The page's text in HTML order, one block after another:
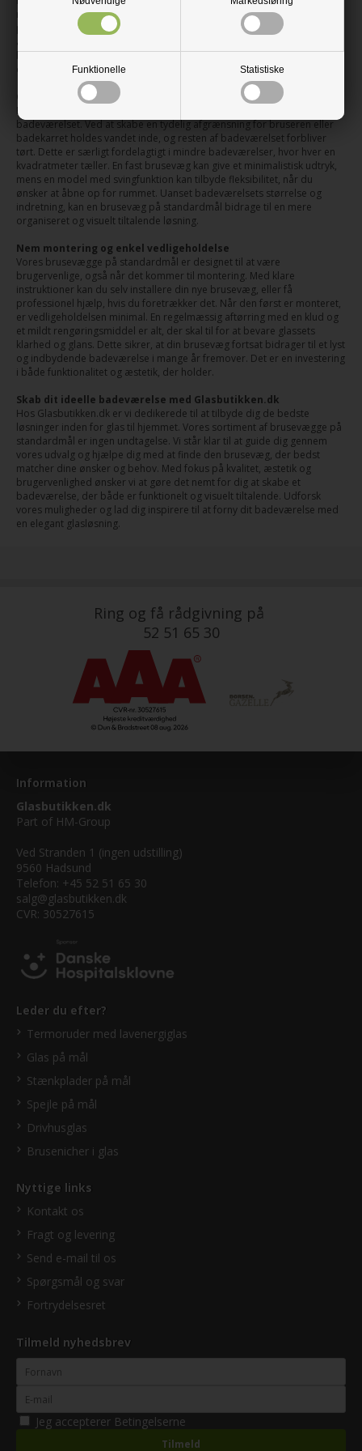
Funktionelle Statistiske
nøje udvalgt for at give stabilitet og en solid følelse. De beslag og
profiler, vi anvender, er ligeledes af høj kvalitet, ofte i rustfrit stål eller
bevarer sit elegante udseende over tid. Dette sikrer en lang levetid for
din brusevæg.
Optimal udnyttelse af pladsen
En brusevæg i glas er en effektiv måde at optimere pladsen på
badeværelset. Ved at skabe en tydelig afgrænsning for bruseren eller
badekarret holdes vandet inde, og resten af badeværelset forbliver
tørt. Dette er særligt fordelagtigt i mindre badeværelser, hvor hver en
kvadratmeter tæller. En fast brusevæg kan give et minimalistisk udtryk,
mens en model med svingfunktion kan tilbyde fleksibilitet, når du
ønsker at åbne op for rummet. Uanset badeværelsets størrelse og
indretning, kan en brusevæg på standardmål bidrage til en mere
organiseret og visuelt tiltalende løsning.
Nem montering og enkel vedligeholdelse
Vores brusevægge på standardmål er designet til at være
brugervenlige, også når det kommer til montering. Med klare
instruktioner kan du selv installere din nye brusevæg, eller få
professionel hjælp, hvis du foretrækker det. Når den først er monteret,
er vedligeholdelsen minimal. En regelmæssig aftørring med en klud og
et mildt rengøringsmiddel er alt, der skal til for at bevare glassets
klarhed og glans. Dette sikrer, at din brusevæg fortsat bidrager til et lyst
og indbydende badeværelse i mange år fremover. Det er en investering
i både funktionalitet og æstetik, der holder.
Skab dit ideelle badeværelse med Glasbutikken.dk
Hos Glasbutikken.dk er vi dedikerede til at tilbyde dig de bedste
løsninger inden for glas til hjemmet. Vores sortiment af brusevægge på
standardmål er ingen undtagelse. Vi står klar til at guide dig gennem
vores udvalg og hjælpe dig med at finde den brusevæg, der bedst
matcher dine ønsker og behov. Med fokus på kvalitet, æstetik og
brugervenlighed ønsker vi at gøre det nemt for dig at skabe et
badeværelse, der både er funktionelt og visuelt tiltalende. Udforsk
vores muligheder og lad dig inspirere til at forny dit badeværelse med
en elegant glasløsning.
Ring og få rådgivning på
52 51 65 30
Information
Glasbutikken.dk
Part of HM-Group
Ved Stranden 1 (ingen udstilling)
9560 Hadsund
Telefon: +45 52 51 65 30
salg@glasbutikken.dk
CVR: 30527615
Leder du efter?
Termoruder med lavenergiglas
Glas på mål
Stænkplader på mål
Spejle på mål
Drivhusglas
Brusenicher i glas
Nyttige links
Kontakt os
Fragt og levering
Send e-mail til os
Spørgsmål og svar
Fortrydelsesret
Tilmeld nyhedsbrev
Jeg accepterer Betingelserne